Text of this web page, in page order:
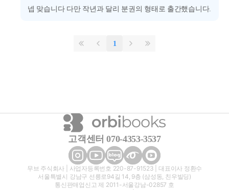
넵 맞습니다 다만 작년과 달리 분권의 형태로 출간했습니다.
1
고객센터 070-4353-3537
무브 주식회사 | 사업자등록번호 220-87-91523 | 대표이사 정환수
서울특별시 강남구 선릉로94길 14, 9층 (삼성동, 친우빌딩)
통신판매업신고 제 2011-서울강남-02857 호